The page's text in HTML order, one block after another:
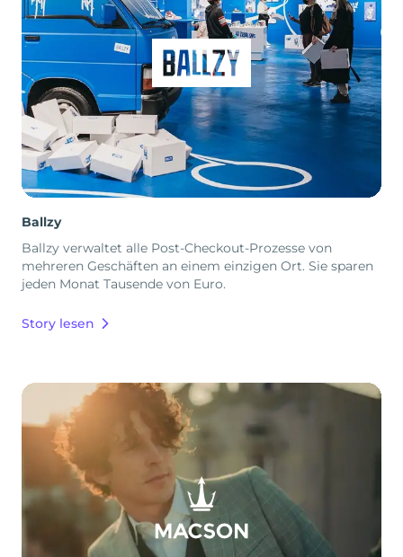
Ballzy
Ballzy verwaltet alle Post-Checkout-Prozesse von
mehreren Geschäften an einem einzigen Ort. Sie sparen
jeden Monat Tausende von Euro.
Story lesen